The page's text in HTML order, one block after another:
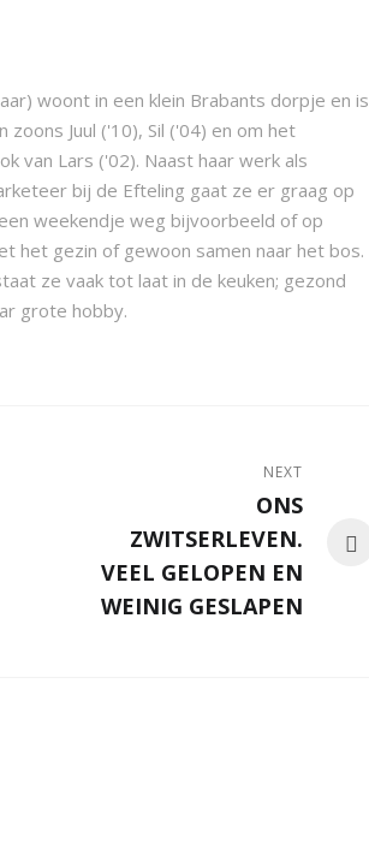
woont in een klein Brabants dorpje en is
zoons Juul ('10), Sil ('04) en om het
van Lars ('02). Naast haar werk als
bij de Efteling gaat ze er graag op
weekendje weg bijvoorbeeld of op
het gezin of gewoon samen naar het bos.
ze vaak tot laat in de keuken; gezond
grote hobby.
NEXT
ONS
ZWITSERLEVEN.
VEEL GELOPEN EN
WEINIG GESLAPEN